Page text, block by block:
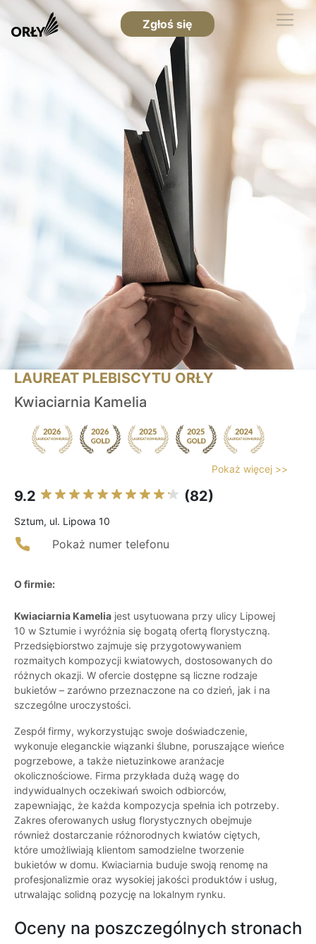
Zgłoś się
LAUREAT PLEBISCYTU ORŁY
Kwiaciarnia Kamelia
Pokaż więcej >>
9.2 (82)
Sztum, ul. Lipowa 10
Pokaż numer telefonu
O firmie:
Kwiaciarnia Kamelia jest usytuowana przy ulicy Lipowej
10 w Sztumie i wyróżnia się bogatą ofertą florystyczną.
Przedsiębiorstwo zajmuje się przygotowywaniem
rozmaitych kompozycji kwiatowych, dostosowanych do
różnych okazji. W ofercie dostępne są liczne rodzaje
bukietów – zarówno przeznaczone na co dzień, jak i na
szczególne uroczystości.
Zespół firmy, wykorzystując swoje doświadczenie,
wykonuje eleganckie wiązanki ślubne, poruszające wieńce
pogrzebowe, a także nietuzinkowe aranżacje
okolicznościowe. Firma przykłada dużą wagę do
indywidualnych oczekiwań swoich odbiorców,
zapewniając, że każda kompozycja spełnia ich potrzeby.
Zakres oferowanych usług florystycznych obejmuje
również dostarczanie różnorodnych kwiatów ciętych,
które umożliwiają klientom samodzielne tworzenie
bukietów w domu. Kwiaciarnia buduje swoją renomę na
profesjonalizmie oraz wysokiej jakości produktów i usług,
utrwalając solidną pozycję na lokalnym rynku.
Oceny na poszczególnych stronach